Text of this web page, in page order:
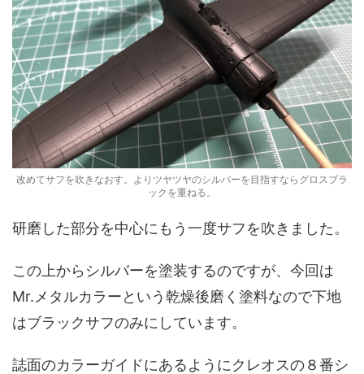
改めてサフを吹きなおす。よりツヤツヤのシルバーを目指すならグロスブラ
ックを重ねる。
研磨した部分を中心にもう一度サフを吹きました。
この上からシルバーを塗装するのですが、今回は
Mr.メタルカラーという乾燥後磨く塗料なので下地
はブラックサフのみにしています。
誌面のカラーガイドにあるようにクレオスの８番シ